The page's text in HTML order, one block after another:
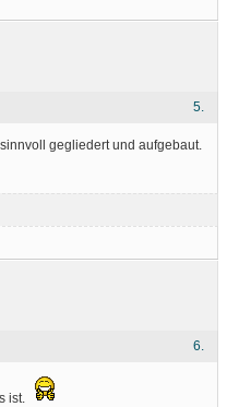
5.
gegliedert und aufgebaut.
6.
ist.